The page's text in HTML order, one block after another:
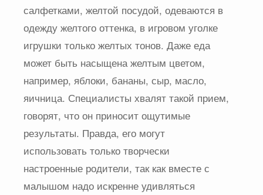
салфетками, желтой посудой, одеваются в
одежду желтого оттенка, в игровом уголке
игрушки только желтых тонов. Даже еда
может быть насыщена желтым цветом,
например, яблоки, бананы, сыр, масло,
яичница. Специалисты хвалят такой прием,
говорят, что он приносит ощутимые
результаты. Правда, его могут
использовать только творчески
настроенные родители, так как вместе с
малышом надо искренне удивляться